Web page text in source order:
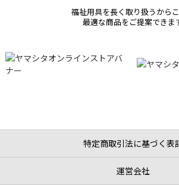
福祉用具を長く取り扱うからこ
最適な商品をご提案できま
特定商取引法に基づく表
運営会社